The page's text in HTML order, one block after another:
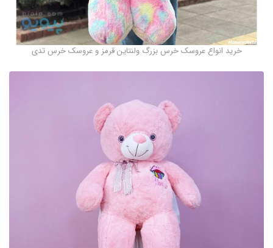
خرید انواع عروسک خرس بزرگ ولنتاین قرمز و عروسک خرس تدی